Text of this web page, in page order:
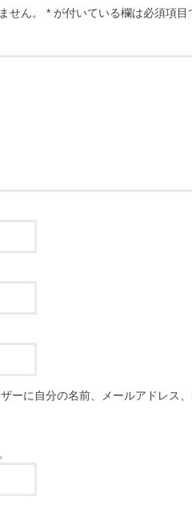
せん。 * が付いている欄は必須項目
ーに自分の名前、メールアドレス、